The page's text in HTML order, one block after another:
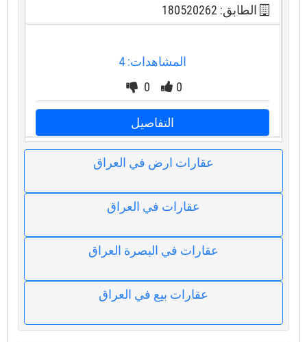
الطابق: 180520262
المشاهدات: 4
0
0
التفاصيل
عقارات ارض في العراق
عقارات في العراق
عقارات في البصرة العراق
عقارات بيع في العراق